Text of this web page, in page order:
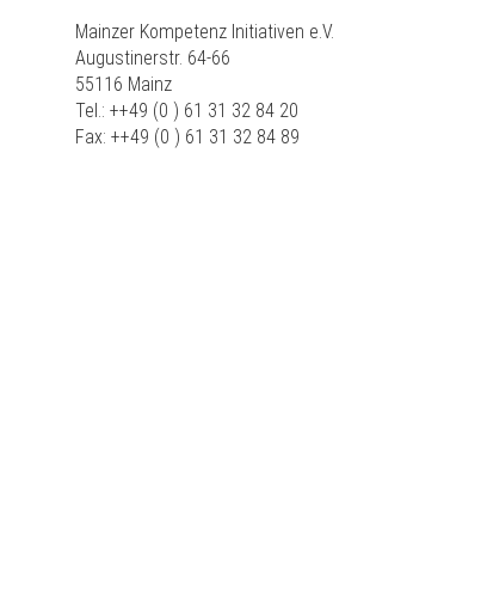
Mainzer Kompetenz Initiativen e.V.
Augustinerstr. 64-66
55116 Mainz
Tel.: ++49 (0 ) 61 31 32 84 20
Fax: ++49 (0 ) 61 31 32 84 89